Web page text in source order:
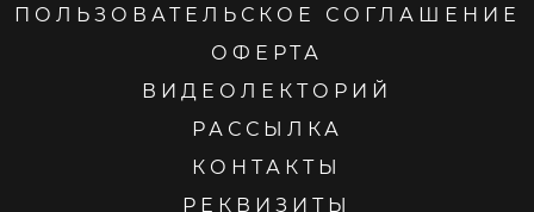
ПОЛЬЗОВАТЕЛЬСКОЕ СОГЛАШЕНИЕ
ОФЕРТА
ВИДЕОЛЕКТОРИЙ
РАССЫЛКА
КОНТАКТЫ
РЕКВИЗИТЫ